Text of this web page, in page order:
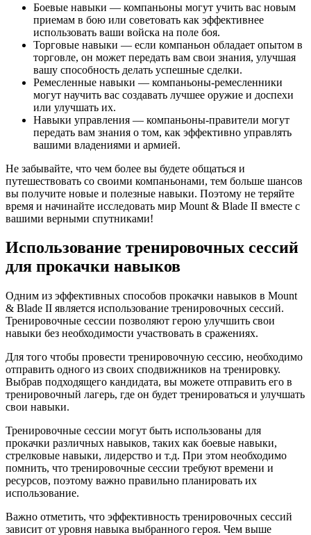
Боевые навыки — компаньоны могут учить вас новым
приемам в бою или советовать как эффективнее
использовать ваши войска на поле боя.
Торговые навыки — если компаньон обладает опытом в
торговле, он может передать вам свои знания, улучшая
вашу способность делать успешные сделки.
Ремесленные навыки — компаньоны-ремесленники
могут научить вас создавать лучшее оружие и доспехи
или улучшать их.
Навыки управления — компаньоны-правители могут
передать вам знания о том, как эффективно управлять
вашими владениями и армией.
Не забывайте, что чем более вы будете общаться и
путешествовать со своими компаньонами, тем больше шансов
вы получите новые и полезные навыки. Поэтому не теряйте
время и начинайте исследовать мир Mount & Blade II вместе с
вашими верными спутниками!
Использование тренировочных сессий
для прокачки навыков
Одним из эффективных способов прокачки навыков в Mount
& Blade II является использование тренировочных сессий.
Тренировочные сессии позволяют герою улучшить свои
навыки без необходимости участвовать в сражениях.
Для того чтобы провести тренировочную сессию, необходимо
отправить одного из своих сподвижников на тренировку.
Выбрав подходящего кандидата, вы можете отправить его в
тренировочный лагерь, где он будет тренироваться и улучшать
свои навыки.
Тренировочные сессии могут быть использованы для
прокачки различных навыков, таких как боевые навыки,
стрелковые навыки, лидерство и т.д. При этом необходимо
помнить, что тренировочные сессии требуют времени и
ресурсов, поэтому важно правильно планировать их
использование.
Важно отметить, что эффективность тренировочных сессий
зависит от уровня навыка выбранного героя. Чем выше